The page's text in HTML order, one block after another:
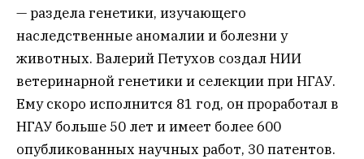
— раздела генетики, изучающего
наследственные аномалии и болезни у
животных. Валерий Петухов создал НИИ
ветеринарной генетики и селекции при НГАУ.
Ему скоро исполнится 81 год, он проработал в
НГАУ больше 50 лет и имеет более 600
опубликованных научных работ, 30 патентов.